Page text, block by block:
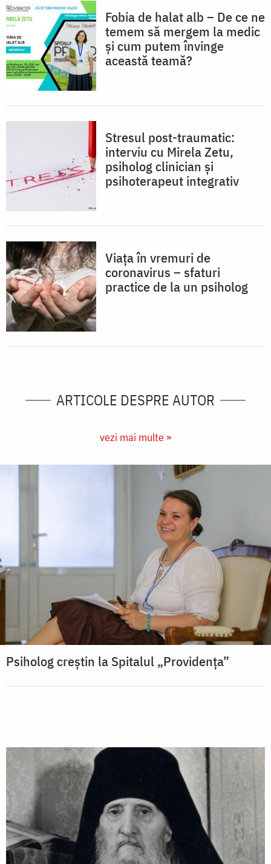
Fobia de halat alb – De ce ne
temem să mergem la medic
și cum putem învinge
această teamă?
Stresul post-traumatic:
interviu cu Mirela Zetu,
psiholog clinician și
psihoterapeut integrativ
Viața în vremuri de
coronavirus – sfaturi
practice de la un psiholog
ARTICOLE DESPRE AUTOR
vezi mai multe »
Psiholog creştin la Spitalul „Providenţa”